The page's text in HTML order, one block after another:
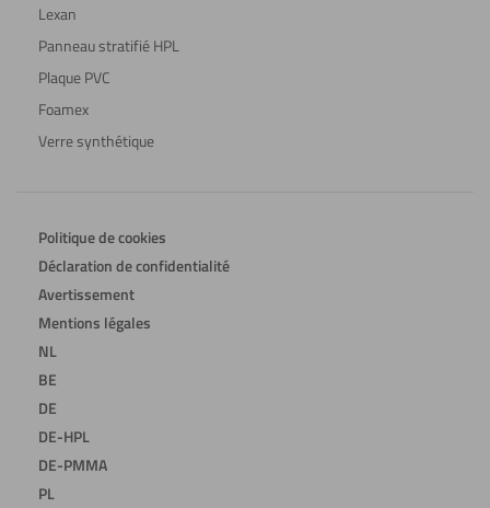
Lexan
Panneau stratifié HPL
Plaque PVC
Foamex
Verre synthétique
Politique de cookies
Déclaration de confidentialité
Avertissement
Mentions légales
NL
BE
DE
DE-HPL
DE-PMMA
PL